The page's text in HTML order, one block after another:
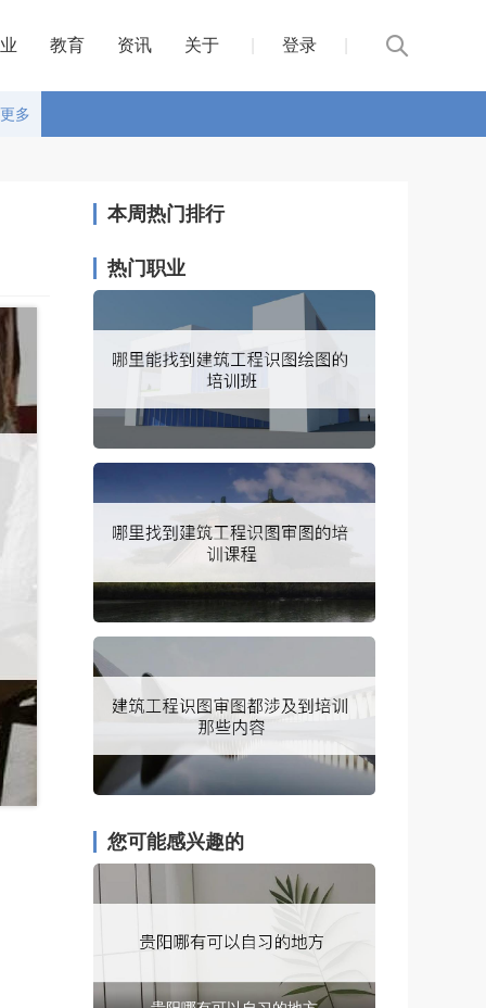
教育 资讯 关于 登录
更多
本周热门排行
热门职业
您可能感兴趣的